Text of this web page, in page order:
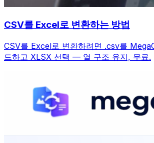
CSV를 Excel로 변환하는 방법
CSV를 Excel로 변환하려면 .csv를
드하고 XLSX 선택 — 열 구조 유지, 무료.